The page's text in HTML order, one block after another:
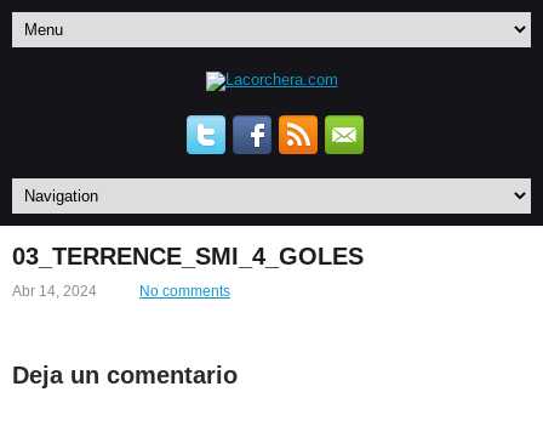
03_TERRENCE_SMI_4_GOLES
Abr 14, 2024 No comments
Deja un comentario